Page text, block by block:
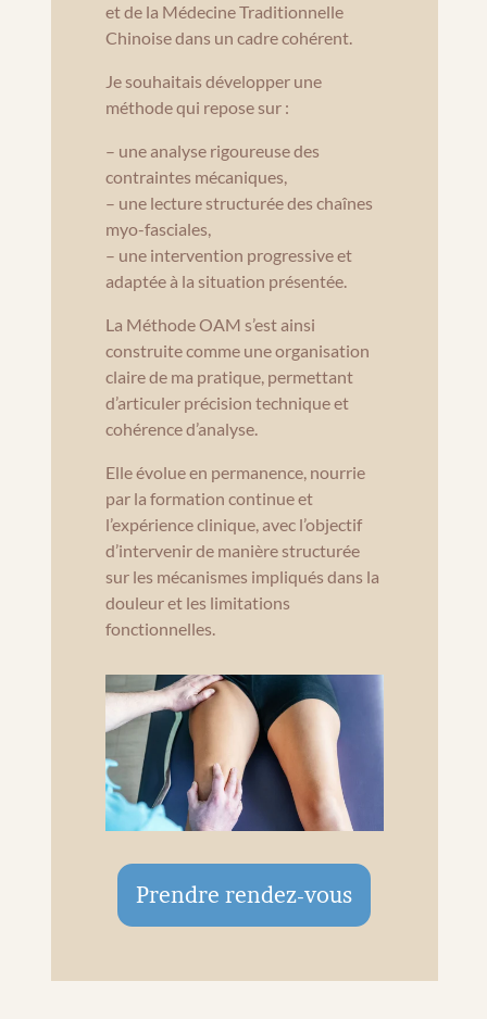
et de la Médecine Traditionnelle
Chinoise dans un cadre cohérent.
Je souhaitais développer une
méthode qui repose sur :
– une analyse rigoureuse des
contraintes mécaniques,
– une lecture structurée des chaînes
myo-fasciales,
– une intervention progressive et
adaptée à la situation présentée.
La Méthode OAM s’est ainsi
construite comme une organisation
claire de ma pratique, permettant
d’articuler précision technique et
cohérence d’analyse.
Elle évolue en permanence, nourrie
par la formation continue et
l’expérience clinique, avec l’objectif
d’intervenir de manière structurée
sur les mécanismes impliqués dans la
douleur et les limitations
fonctionnelles.
Prendre rendez-vous